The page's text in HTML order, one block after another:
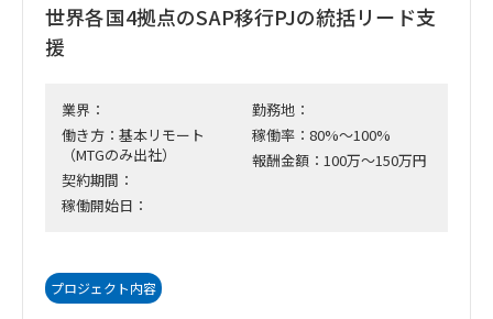
世界各国4拠点のSAP移行PJの統括リード支
援
業界：
働き方：基本リモート
（MTGのみ出社）
契約期間：
稼働開始日：
勤務地：
稼働率：80%～100%
報酬金額：100万～150万円
プロジェクト内容